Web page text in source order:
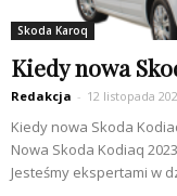
Skoda Karoq
Kiedy nowa
Redakcja - 12 listopada
Kiedy nowa Skoda
Nowa Skoda Kodiaq
Jesteśmy ekspertami w